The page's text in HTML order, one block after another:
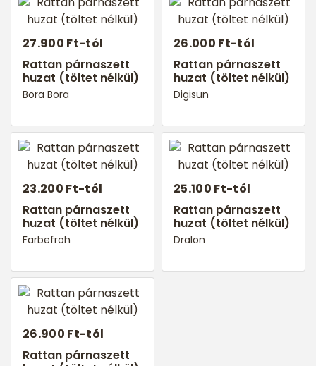
27.900 Ft-tól
Rattan párnaszett
huzat (töltet nélkül)
Bora Bora
26.000 Ft-tól
Rattan párnaszett
huzat (töltet nélkül)
Digisun
23.200 Ft-tól
Rattan párnaszett
huzat (töltet nélkül)
Farbefroh
25.100 Ft-tól
Rattan párnaszett
huzat (töltet nélkül)
Dralon
26.900 Ft-tól
Rattan párnaszett